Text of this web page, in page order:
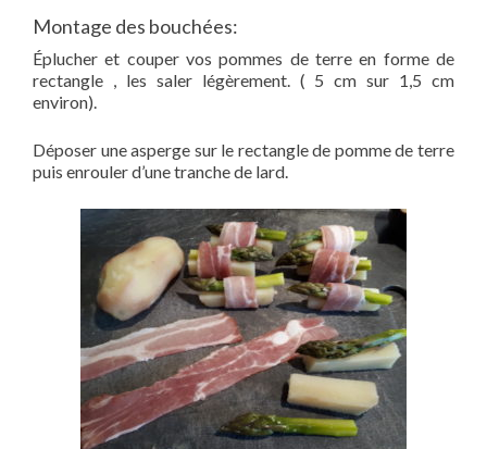
Montage des bouchées:
Éplucher et couper vos pommes de terre en forme de
rectangle , les saler légèrement. ( 5 cm sur 1,5 cm
environ).
Déposer une asperge sur le rectangle de pomme de terre
puis enrouler d’une tranche de lard.